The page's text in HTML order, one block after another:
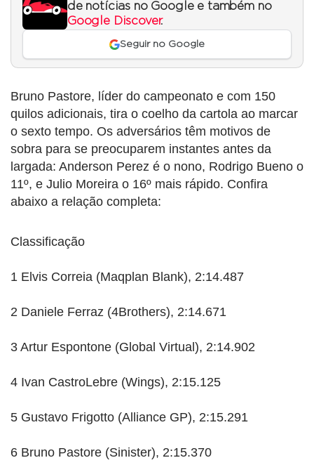
de notícias no Google e também no
Google Discover.
Seguir no Google
Bruno Pastore, líder do campeonato e com 150
quilos adicionais, tira o coelho da cartola ao marcar
o sexto tempo. Os adversários têm motivos de
sobra para se preocuparem instantes antes da
largada: Anderson Perez é o nono, Rodrigo Bueno o
11º, e Julio Moreira o 16º mais rápido. Confira
abaixo a relação completa:
Classificação
1 Elvis Correia (Maqplan Blank), 2:14.487
2 Daniele Ferraz (4Brothers), 2:14.671
3 Artur Espontone (Global Virtual), 2:14.902
4 Ivan CastroLebre (Wings), 2:15.125
5 Gustavo Frigotto (Alliance GP), 2:15.291
6 Bruno Pastore (Sinister), 2:15.370